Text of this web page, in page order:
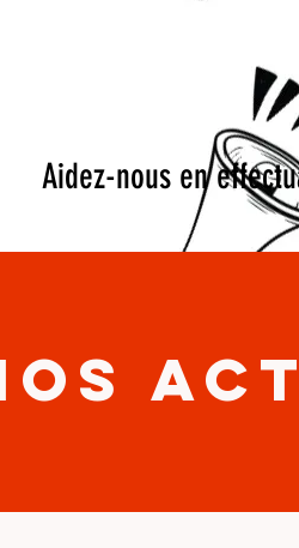
Aidez-nous en